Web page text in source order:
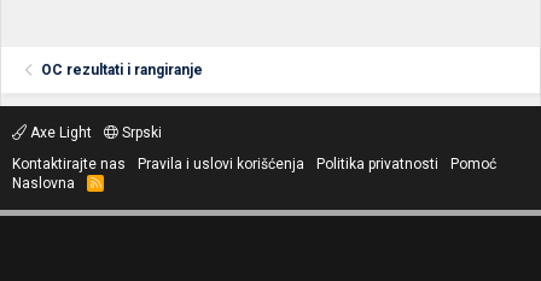
OC rezultati i rangiranje
Axe Light
Srpski
Kontaktirajte nas
Pravila i uslovi korišćenja Politika privatnosti
Pomoć
Naslovna
R
S